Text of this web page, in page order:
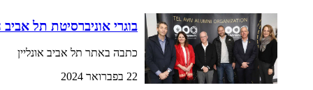
בוגרי אוניברסיטת תל
כתבה באתר תל אביב אונליין
22 בפברואר 2024